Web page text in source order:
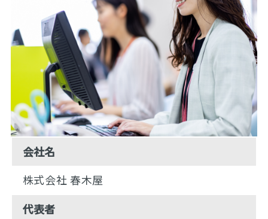
会社名
株式会社 春木屋
代表者